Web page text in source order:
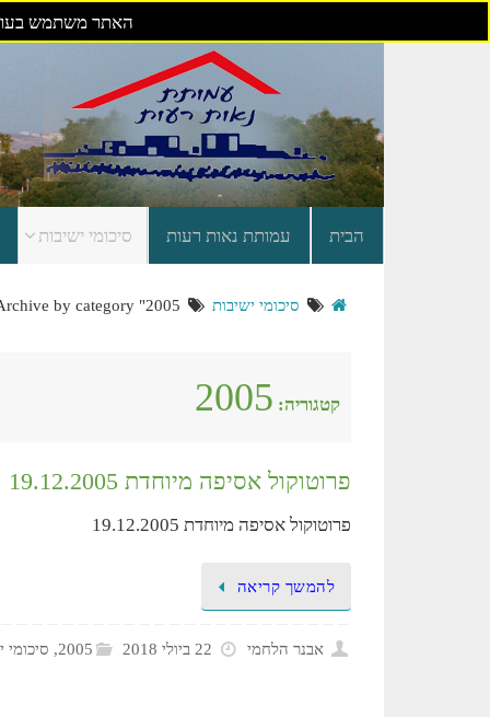
האתר משתמש
הבית עמותת נאות רעות סיכומי ישיבות
סיכומי ישיבות by category "2005"
קטגוריה: 2005
פרוטוקול אסיפה מיוחדת 19.12.2005
פרוטוקול אסיפה מיוחדת 19.12.2005
להמשך קריאה
אבנר הלחמי 22 ביולי 2018 2005
, סיכומי